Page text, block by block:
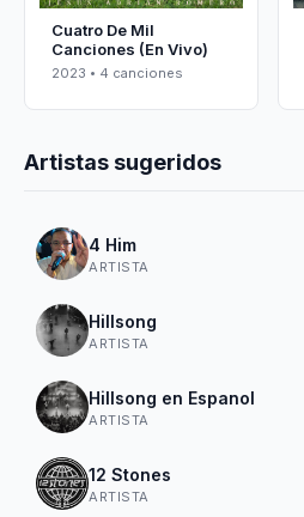
Cuatro De Mil
Canciones (En Vivo)
2023 • 4 canciones
Artistas sugeridos
4 Him
ARTISTA
Hillsong
ARTISTA
Hillsong en Espanol
ARTISTA
12 Stones
ARTISTA